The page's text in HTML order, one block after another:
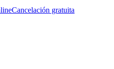
Cancelación gratuita